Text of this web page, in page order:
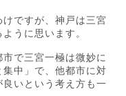
ですが、神戸は三宮
うに思います。
で三宮一極は微妙に
中」で、他都市に対
いという考え方も一